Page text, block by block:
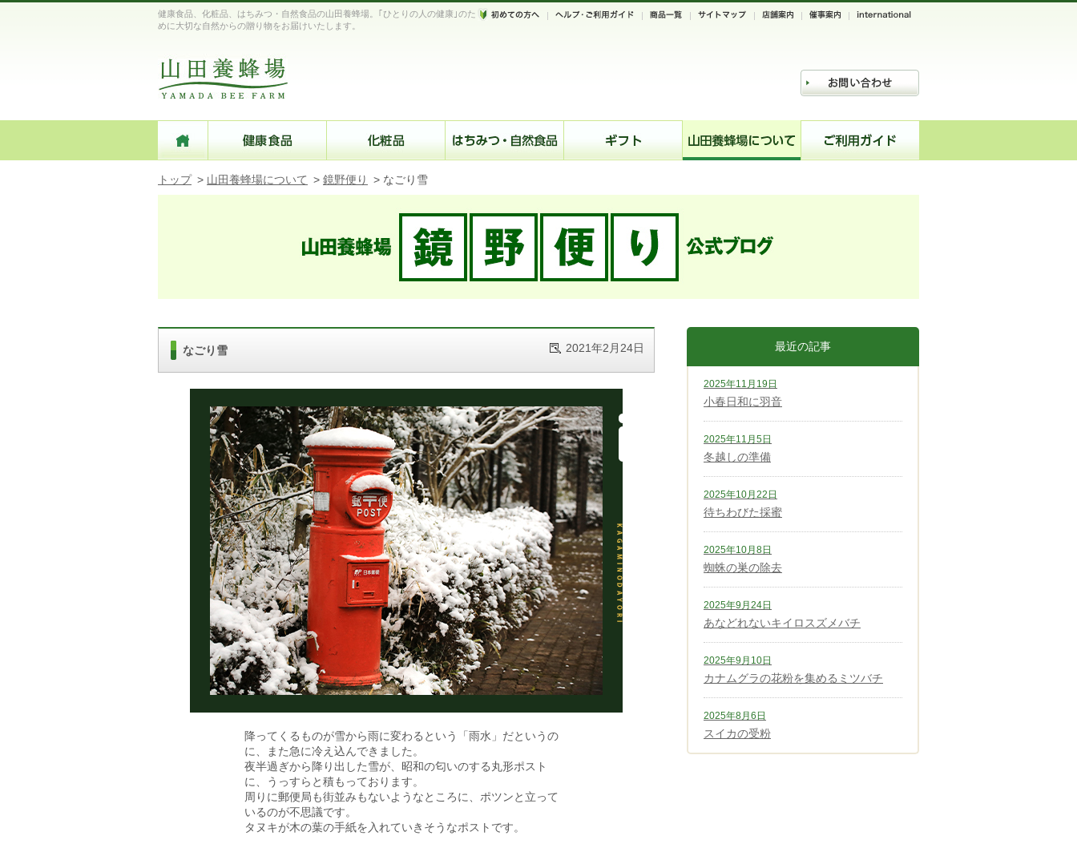
健康食品、化粧品、はちみつ・自然食品の山田養蜂場。｢ひとりの人の健康｣のた
めに大切な自然からの贈り物をお届けいたします。
トップ > 山田養蜂場について > 鏡野便り > なごり雪
なごり雪 2021年2月24日
降ってくるものが雪から雨に変わるという「雨水」だというの
に、また急に冷え込んできました。
夜半過ぎから降り出した雪が、昭和の匂いのする丸形ポスト
に、うっすらと積もっております。
周りに郵便局も街並みもないようなところに、ポツンと立って
いるのが不思議です。
タヌキが木の葉の手紙を入れていきそうなポストです。
最近の記事
2025年11月19日
小春日和に羽音
2025年11月5日
冬越しの準備
2025年10月22日
待ちわびた採蜜
2025年10月8日
蜘蛛の巣の除去
2025年9月24日
あなどれないキイロスズメバチ
2025年9月10日
カナムグラの花粉を集めるミツバチ
2025年8月6日
スイカの受粉